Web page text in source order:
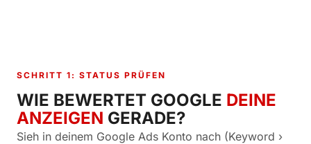
SCHRITT 1: STATUS PRÜFEN
WIE BEWERTET GOOGLE DEINE
ANZEIGEN GERADE?
Sieh in deinem Google Ads Konto nach (Keyword ›